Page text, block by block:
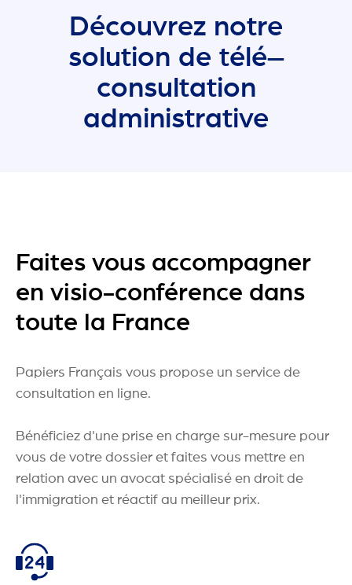
Découvrez notre
solution de télé–
consultation
administrative
Faites vous accompagner
en visio-conférence dans
toute la France
Papiers Français vous propose un service de
consultation en ligne.
Bénéficiez d'une prise en charge sur-mesure pour
vous de votre dossier et faites vous mettre en
relation avec un avocat spécialisé en droit de
l'immigration et réactif au meilleur prix.